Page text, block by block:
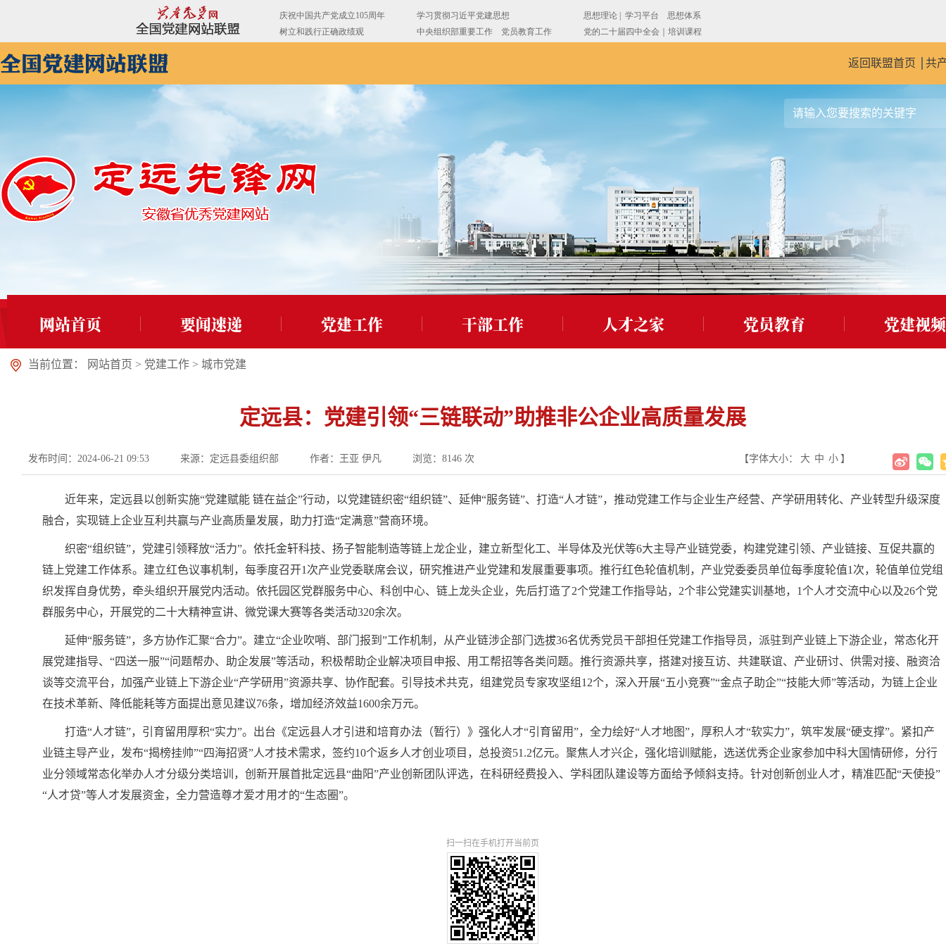
返回联盟首页 共
网站首页 要闻速递 党建工作 干部工作 人才之家 党员教育 党建视频
当前位置： 网站首页 > 党建工作 > 城市党建
定远县：党建引领“三链联动”助推非公企业高质量发展
发布时间：2024-06-21 09:53 来源：定远县委组织部 作者：王亚 伊凡 浏览： 8146 次 【字体大小： 大 中 小 】
近年来，定远县以创新实施“党建赋能 链在益企”行动，以党建链织密“组织链”、延伸“服务链”、打造“人才链”，推动党建工作与企业生产经营、产学研用转化、产业转型升级深度
融合，实现链上企业互利共赢与产业高质量发展，助力打造“定满意”营商环境。
织密“组织链”，党建引领释放“活力”。依托金轩科技、扬子智能制造等链上龙企业，建立新型化工、半导体及光伏等6大主导产业链党委，构建党建引领、产业链接、互促共赢的
链上党建工作体系。建立红色议事机制，每季度召开1次产业党委联席会议，研究推进产业党建和发展重要事项。推行红色轮值机制，产业党委委员单位每季度轮值1次，轮值单位党组
织发挥自身优势，牵头组织开展党内活动。依托园区党群服务中心、科创中心、链上龙头企业，先后打造了2个党建工作指导站，2个非公党建实训基地，1个人才交流中心以及26个党
群服务中心，开展党的二十大精神宣讲、微党课大赛等各类活动320余次。
延伸“服务链”，多方协作汇聚“合力”。建立“企业吹哨、部门报到”工作机制，从产业链涉企部门选拔36名优秀党员干部担任党建工作指导员，派驻到产业链上下游企业，常态化开
展党建指导、“四送一服”“问题帮办、助企发展”等活动，积极帮助企业解决项目申报、用工帮招等各类问题。推行资源共享，搭建对接互访、共建联谊、产业研讨、供需对接、融资洽
谈等交流平台，加强产业链上下游企业“产学研用”资源共享、协作配套。引导技术共克，组建党员专家攻坚组12个，深入开展“五小竞赛”“金点子助企”“技能大师”等活动，为链上企业
在技术革新、降低能耗等方面提出意见建议76条，增加经济效益1600余万元。
打造“人才链”，引育留用厚积“实力”。出台《定远县人才引进和培育办法（暂行）》强化人才“引育留用”，全力绘好“人才地图”，厚积人才“软实力”，筑牢发展“硬支撑”。紧扣产
业链主导产业，发布“揭榜挂帅”“四海招贤”人才技术需求，签约10个返乡人才创业项目，总投资51.2亿元。聚焦人才兴企，强化培训赋能，选送优秀企业家参加中科大国情研修，分行
业分领域常态化举办人才分级分类培训，创新开展首批定远县“曲阳”产业创新团队评选，在科研经费投入、学科团队建设等方面给予倾斜支持。针对创新创业人才，精准匹配“天使投”
“人才贷”等人才发展资金，全力营造尊才爱才用才的“生态圈”。
扫一扫在手机打开当前页